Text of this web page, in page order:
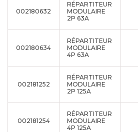
002180632
RÉPARTITEUR
MODULAIRE
2P 63A
002180634
RÉPARTITEUR
MODULAIRE
4P 63A
002181252
RÉPARTITEUR
MODULAIRE
2P 125A
002181254
RÉPARTITEUR
MODULAIRE
4P 125A